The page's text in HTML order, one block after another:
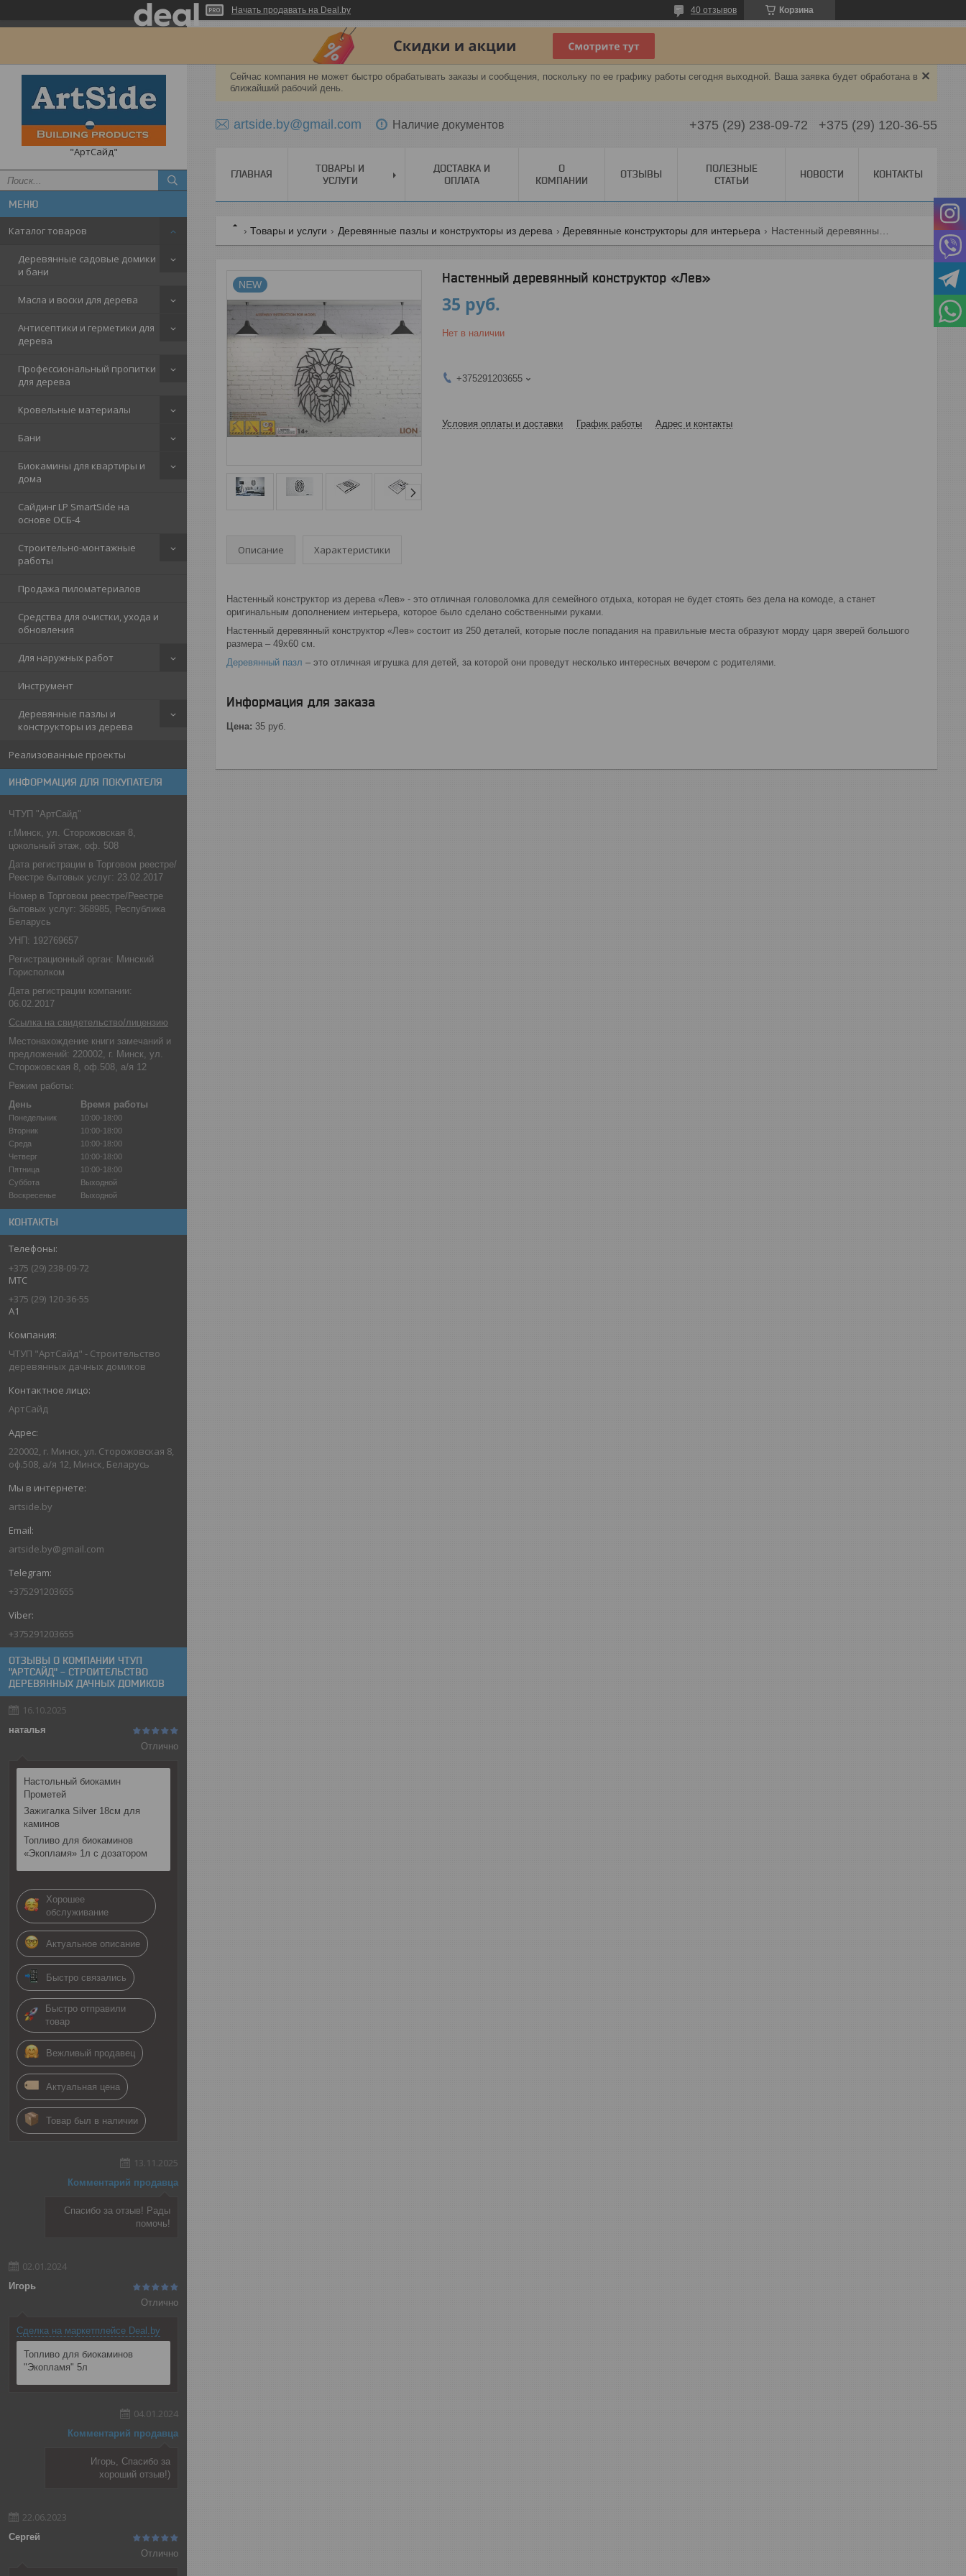
Начать продавать на Deal.by Корзина
40 отзывов
"АртСайд"
Каталог товаров
Деревянные садовые домики
и бани
Масла и воски для дерева
Антисептики и герметики для
дерева
Профессиональный пропитки
для дерева
Кровельные материалы
Бани
Биокамины для квартиры и
дома
Сайдинг LP SmartSide на
основе ОСБ-4
Строительно-монтажные
работы
Продажа пиломатериалов
Средства для очистки, ухода и
обновления
Для наружных работ
Инструмент
Деревянные пазлы и
конструкторы из дерева
Реализованные проекты
ИНФОРМАЦИЯ ДЛЯ ПОКУПАТЕЛЯ
ЧТУП "АртСайд"
г.Минск, ул. Сторожовская 8,
цокольный этаж, оф. 508
Дата регистрации в Торговом реестре/
Реестре бытовых услуг: 23.02.2017
Номер в Торговом реестре/Реестре
бытовых услуг: 368985, Республика
Беларусь
УНП: 192769657
Регистрационный орган: Минский
Горисполком
Дата регистрации компании:
06.02.2017
Ссылка на свидетельство/лицензию
Местонахождение книги замечаний и
предложений: 220002, г. Минск, ул.
Сторожовская 8, оф.508, а/я 12
Режим работы:
День
Время работы
Понедельник
10:00-18:00
Вторник
10:00-18:00
Среда
10:00-18:00
Четверг
10:00-18:00
Пятница
10:00-18:00
Суббота
Выходной
Воскресенье
Выходной
КОНТАКТЫ
+375 (29) 238-09-72
МТС
+375 (29) 120-36-55
А1
ЧТУП "АртСайд" - Строительство
деревянных дачных домиков
АртСайд
220002, г. Минск, ул. Сторожовская 8,
оф.508, а/я 12, Минск, Беларусь
artside.by
artside.by@gmail.com
+375291203655
+375291203655
ОТЗЫВЫ О КОМПАНИИ ЧТУП
"АРТСАЙД" - СТРОИТЕЛЬСТВО
ДЕРЕВЯННЫХ ДАЧНЫХ ДОМИКОВ
16.10.2025
наталья
Отлично
Настольный биокамин
Прометей
Зажигалка Silver 18см для
каминов
Топливо для биокаминов
«Экопламя» 1л с дозатором
Хорошее
обслуживание
Актуальное описание
Быстро связались
Быстро отправили
товар
Вежливый продавец
Актуальная цена
Товар был в наличии
13.11.2025
Комментарий продавца
Спасибо за отзыв! Рады
помочь!
02.01.2024
Игорь
Отлично
Сделка на маркетплейсе Deal.by
Топливо для биокаминов
"Экопламя" 5л
04.01.2024
Комментарий продавца
Игорь, Спасибо за
хороший отзыв!)
22.06.2023
Сергей
Отлично
Сейчас компания не может быстро обрабатывать заказы и сообщения, поскольку по ее графику работы сегодня выходной. Ваша заявка будет обработана в
ближайший рабочий день.
artside.by@gmail.com Наличие документов +375 (29) 238-09-72 +375 (29) 120-36-55
ГЛАВНАЯ
ТОВАРЫ И
УСЛУГИ
ДОСТАВКА И
ОПЛАТА
О
КОМПАНИИ
ОТЗЫВЫ
ПОЛЕЗНЫЕ
СТАТЬИ
НОВОСТИ КОНТАКТЫ
Товары и услуги Деревянные пазлы и конструкторы из дерева Деревянные конструкторы для интерьера
NEW Настенный деревянный конструктор «Лев»
35 руб.
Нет в наличии
+375291203655
Условия оплаты и доставки График работы Адрес и контакты
Описание Характеристики
Настенный конструктор из дерева «Лев» - это отличная головоломка для семейного отдыха, которая не будет стоять без дела на комоде, а станет
оригинальным дополнением интерьера, которое было сделано собственными руками.
Настенный деревянный конструктор «Лев» состоит из 250 деталей, которые после попадания на правильные места образуют морду царя зверей большого
размера – 49х60 см.
Деревянный пазл – это отличная игрушка для детей, за которой они проведут несколько интересных вечером с родителями.
Информация для заказа
Цена: 35 руб.